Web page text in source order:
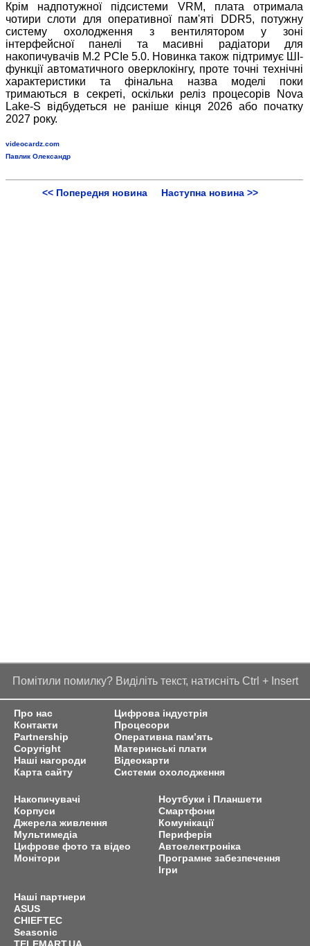
Крім надпотужної підсистеми VRM, плата отримала
чотири слоти для оперативної пам'яті DDR5, потужну
систему охолодження з вентилятором у зоні
інтерфейсної панелі та масивні радіатори для
накопичувачів M.2 PCIe 5.0. Новинка також підтримує ШІ-
функції автоматичного оверклокінгу, проте точні технічні
характеристики та фінальна назва моделі поки
тримаються в секреті, оскільки реліз процесорів Nova
Lake-S відбудеться не раніше кінця 2026 або початку
2027 року.
videocardz.com
Павлик Олександр
<< Попередня новина Наступна новина >>
Помітили помилку? Виділіть текст, натисніть Ctrl + Insert
Про нас
Контакти
Partnership
Copyright
Наші нагороди
Карта сайту
Цифрова індустрія
Процесори
Оперативна пам’ять
Материнські плати
Відеокарти
Системи охолодження
Накопичувачі
Корпуси
Джерела живлення
Мультимедіа
Цифрове фото та відео
Монітори
Ноутбуки і Планшети
Смартфони
Комунікації
Периферія
Автоелектроніка
Програмне забезпечення
Ігри
Наші партнери
ASUS
CHIEFTEC
Seasonic